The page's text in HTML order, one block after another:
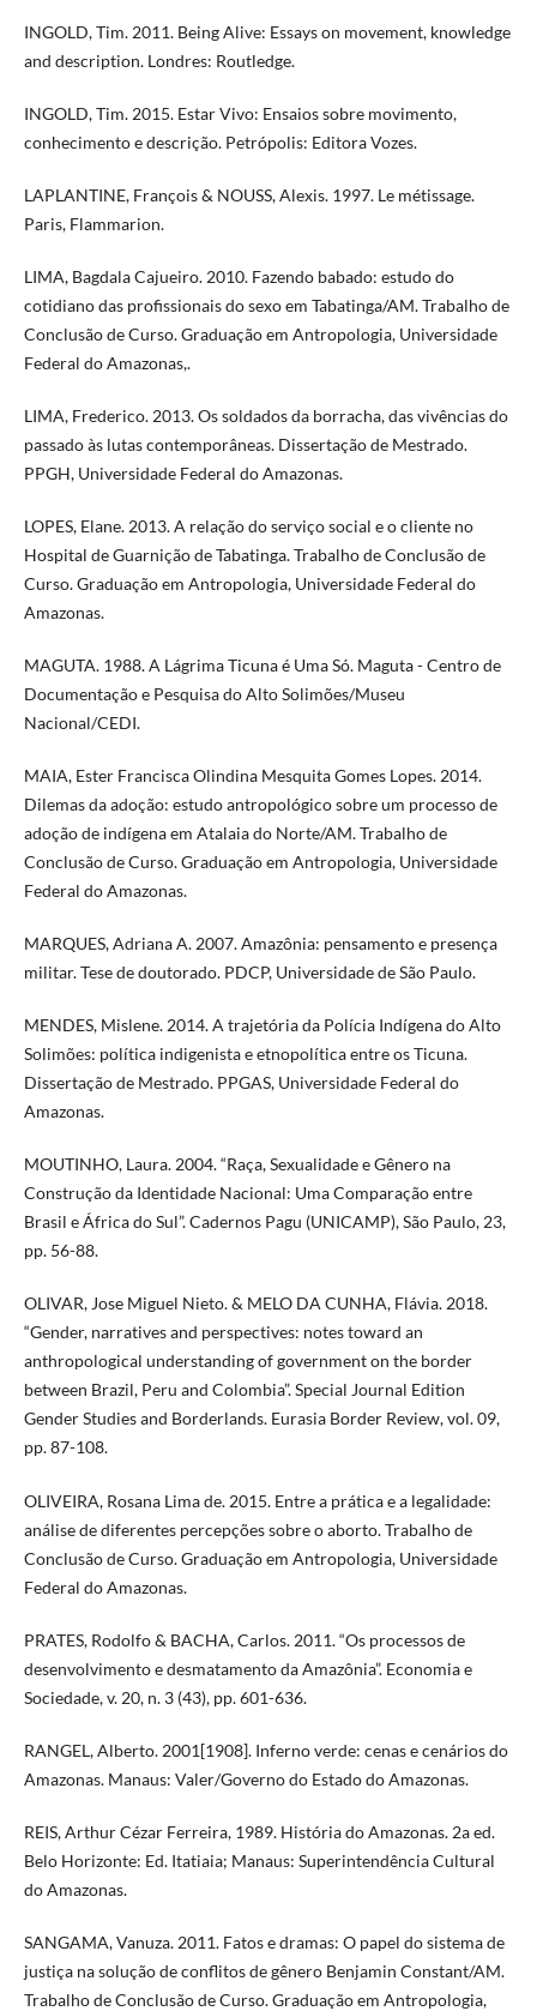
INGOLD, Tim. 2011. Being Alive: Essays on movement, knowledge
and description. Londres: Routledge.
INGOLD, Tim. 2015. Estar Vivo: Ensaios sobre movimento,
conhecimento e descrição. Petrópolis: Editora Vozes.
LAPLANTINE, François & NOUSS, Alexis. 1997. Le métissage.
Paris, Flammarion.
LIMA, Bagdala Cajueiro. 2010. Fazendo babado: estudo do
cotidiano das profissionais do sexo em Tabatinga/AM. Trabalho de
Conclusão de Curso. Graduação em Antropologia, Universidade
Federal do Amazonas,.
LIMA, Frederico. 2013. Os soldados da borracha, das vivências do
passado às lutas contemporâneas. Dissertação de Mestrado.
PPGH, Universidade Federal do Amazonas.
LOPES, Elane. 2013. A relação do serviço social e o cliente no
Hospital de Guarnição de Tabatinga. Trabalho de Conclusão de
Curso. Graduação em Antropologia, Universidade Federal do
Amazonas.
MAGUTA. 1988. A Lágrima Ticuna é Uma Só. Maguta - Centro de
Documentação e Pesquisa do Alto Solimões/Museu
Nacional/CEDI.
MAIA, Ester Francisca Olindina Mesquita Gomes Lopes. 2014.
Dilemas da adoção: estudo antropológico sobre um processo de
adoção de indígena em Atalaia do Norte/AM. Trabalho de
Conclusão de Curso. Graduação em Antropologia, Universidade
Federal do Amazonas.
MARQUES, Adriana A. 2007. Amazônia: pensamento e presença
militar. Tese de doutorado. PDCP, Universidade de São Paulo.
MENDES, Mislene. 2014. A trajetória da Polícia Indígena do Alto
Solimões: política indigenista e etnopolítica entre os Ticuna.
Dissertação de Mestrado. PPGAS, Universidade Federal do
Amazonas.
MOUTINHO, Laura. 2004. “Raça, Sexualidade e Gênero na
Construção da Identidade Nacional: Uma Comparação entre
Brasil e África do Sul”. Cadernos Pagu (UNICAMP), São Paulo, 23,
pp. 56-88.
OLIVAR, Jose Miguel Nieto. & MELO DA CUNHA, Flávia. 2018.
“Gender, narratives and perspectives: notes toward an
anthropological understanding of government on the border
between Brazil, Peru and Colombia”. Special Journal Edition
Gender Studies and Borderlands. Eurasia Border Review, vol. 09,
pp. 87-108.
OLIVEIRA, Rosana Lima de. 2015. Entre a prática e a legalidade:
análise de diferentes percepções sobre o aborto. Trabalho de
Conclusão de Curso. Graduação em Antropologia, Universidade
Federal do Amazonas.
PRATES, Rodolfo & BACHA, Carlos. 2011. “Os processos de
desenvolvimento e desmatamento da Amazônia”. Economia e
Sociedade, v. 20, n. 3 (43), pp. 601-636.
RANGEL, Alberto. 2001[1908]. Inferno verde: cenas e cenários do
Amazonas. Manaus: Valer/Governo do Estado do Amazonas.
REIS, Arthur Cézar Ferreira, 1989. História do Amazonas. 2a ed.
Belo Horizonte: Ed. Itatiaia; Manaus: Superintendência Cultural
do Amazonas.
SANGAMA, Vanuza. 2011. Fatos e dramas: O papel do sistema de
justiça na solução de conflitos de gênero Benjamin Constant/AM.
Trabalho de Conclusão de Curso. Graduação em Antropologia,